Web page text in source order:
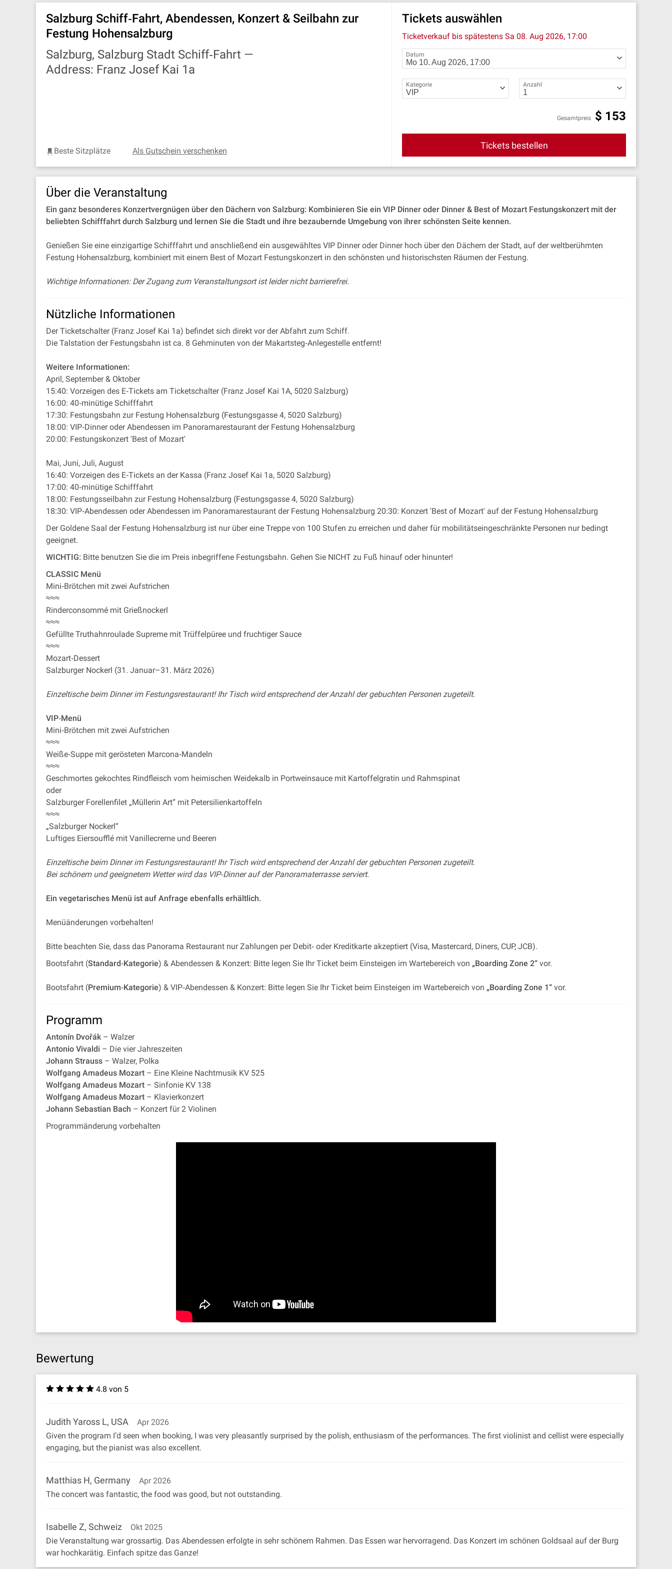
Salzburg Schiff‐Fahrt, Abendessen, Konzert & Seilbahn zur
Festung Hohensalzburg
Salzburg, Salzburg Stadt Schiff‐Fahrt —
Address: Franz Josef Kai 1a
Beste Sitzplätze Als Gutschein verschenken
Tickets auswählen
Ticketverkauf bis spätestensSa 08. Aug 2026, 17:00
Datum
Kategorie Anzahl
Gesamtpreis $ 153
Tickets bestellen
Über die Veranstaltung
Ein ganz besonderes Konzertvergnügen über den Dächern von Salzburg: Kombinieren Sie ein VIP Dinner oder Dinner & Best of Mozart Festungskonzert mit der
beliebten Schifffahrt durch Salzburg und lernen Sie die Stadt und ihre bezaubernde Umgebung von ihrer schönsten Seite kennen.
Genießen Sie eine einzigartige Schifffahrt und anschließend ein ausgewähltes VIP Dinner oder Dinner hoch über den Dächern der Stadt, auf der weltberühmten
Festung Hohensalzburg, kombiniert mit einem Best of Mozart Festungskonzert in den schönsten und historischsten Räumen der Festung.
Wichtige Informationen: Der Zugang zum Veranstaltungsort ist leider nicht barrierefrei.
Nützliche Informationen
Der Ticketschalter (Franz Josef Kai 1a) befindet sich direkt vor der Abfahrt zum Schiff.
Die Talstation der Festungsbahn ist ca. 8 Gehminuten von der Makartsteg‐Anlegestelle entfernt!
Weitere Informationen:
April, September & Oktober
15:40: Vorzeigen des E‐Tickets am Ticketschalter (Franz Josef Kai 1A, 5020 Salzburg)
16:00: 40‐minütige Schifffahrt
17:30: Festungsbahn zur Festung Hohensalzburg (Festungsgasse 4, 5020 Salzburg)
18:00: VIP‐Dinner oder Abendessen im Panoramarestaurant der Festung Hohensalzburg
20:00: Festungskonzert 'Best of Mozart'
Mai, Juni, Juli, August
16:40: Vorzeigen des E‐Tickets an der Kassa (Franz Josef Kai 1a, 5020 Salzburg)
17:00: 40‐minütige Schifffahrt
18:00: Festungsseilbahn zur Festung Hohensalzburg (Festungsgasse 4, 5020 Salzburg)
18:30: VIP‐Abendessen oder Abendessen im Panoramarestaurant der Festung Hohensalzburg 20:30: Konzert 'Best of Mozart' auf der Festung Hohensalzburg
Der Goldene Saal der Festung Hohensalzburg ist nur über eine Treppe von 100 Stufen zu erreichen und daher für mobilitätseingeschränkte Personen nur bedingt
geeignet.
WICHTIG: Bitte benutzen Sie die im Preis inbegriffene Festungsbahn. Gehen Sie NICHT zu Fuß hinauf oder hinunter!
CLASSIC Menü
Mini‐Brötchen mit zwei Aufstrichen
≈≈≈
Rinderconsommé mit Grießnockerl
≈≈≈
Gefüllte Truthahnroulade Supreme mit Trüffelpüree und fruchtiger Sauce
≈≈≈
Mozart‐Dessert
Salzburger Nockerl (31. Januar–31. März 2026)
Einzeltische beim Dinner im Festungsrestaurant! Ihr Tisch wird entsprechend der Anzahl der gebuchten Personen zugeteilt.
VIP‐Menü
Mini‐Brötchen mit zwei Aufstrichen
≈≈≈
Weiße‐Suppe mit gerösteten Marcona‐Mandeln
≈≈≈
Geschmortes gekochtes Rindfleisch vom heimischen Weidekalb in Portweinsauce mit Kartoffelgratin und Rahmspinat
oder
Salzburger Forellenfilet „Müllerin Art“ mit Petersilienkartoffeln
≈≈≈
„Salzburger Nockerl“
Luftiges Eiersoufflé mit Vanillecreme und Beeren
Einzeltische beim Dinner im Festungsrestaurant! Ihr Tisch wird entsprechend der Anzahl der gebuchten Personen zugeteilt.
Bei schönem und geeignetem Wetter wird das VIP‐Dinner auf der Panoramaterrasse serviert.
Ein vegetarisches Menü ist auf Anfrage ebenfalls erhältlich.
Menüänderungen vorbehalten!
Bitte beachten Sie, dass das Panorama Restaurant nur Zahlungen per Debit‐ oder Kreditkarte akzeptiert (Visa, Mastercard, Diners, CUP, JCB).
Bootsfahrt (Standard‐Kategorie) & Abendessen & Konzert: Bitte legen Sie Ihr Ticket beim Einsteigen im Wartebereich von „Boarding Zone 2“ vor.
Bootsfahrt (Premium‐Kategorie) & VIP‐Abendessen & Konzert: Bitte legen Sie Ihr Ticket beim Einsteigen im Wartebereich von „Boarding Zone 1“ vor.
Programm
Antonín Dvořák – Walzer
Antonio Vivaldi – Die vier Jahreszeiten
Johann Strauss – Walzer, Polka
Wolfgang Amadeus Mozart – Eine Kleine Nachtmusik KV 525
Wolfgang Amadeus Mozart – Sinfonie KV 138
Wolfgang Amadeus Mozart – Klavierkonz­ert
Johann Sebastian Bach – Konzert für 2 Violinen
Programmänderung vorbehalten
Bewertung
4.8 von 5
Judith Yaross L, USA
Apr 2026
Given the program I’d seen when booking, I was very pleasantly surprised by the polish, enthusiasm of the performances. The first violinist and cellist were especially
engaging, but the pianist was also excellent.
Matthias H, Germany
Apr 2026
The concert was fantastic, the food was good, but not outstanding.
Isabelle Z, Schweiz
Okt 2025
Die Veranstaltung war grossartig. Das Abendessen erfolgte in sehr schönem Rahmen. Das Essen war hervorragend. Das Konzert im schönen Goldsaal auf der Burg
war hochkarätig. Einfach spitze das Ganze!